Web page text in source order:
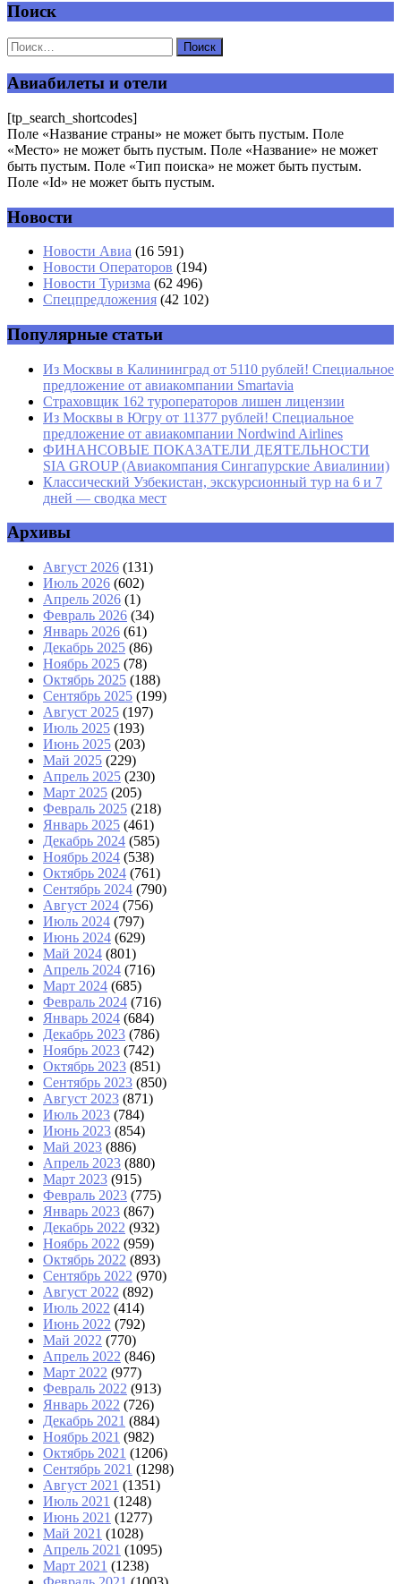
Добавить комментарий
Ваш адрес email не будет опубликован.
Имя *
Email*
Поиск
Авиабилеты и отели
[tp_search_shortcodes]
Поле «Название страны» не может быть пустым. Поле
«Место» не может быть пустым. Поле «Название» не может
быть пустым. Поле «Тип поиска» не может быть пустым.
Поле «Id» не может быть пустым.
Новости
Новости Авиа (16 591)
Новости Операторов (194)
Новости Туризма (62 496)
Спецпредложения (42 102)
Популярные статьи
Из Москвы в Калининград от 5110 рублей! Специальное
предложение от авиакомпании Smartavia
Страховщик 162 туроператоров лишен лицензии
Из Москвы в Югру от 11377 рублей! Специальное
предложение от авиакомпании Nordwind Airlines
ФИНАНСОВЫЕ ПОКАЗАТЕЛИ ДЕЯТЕЛЬНОСТИ
SIA GROUP (Авиакомпания Сингапурские Авиалинии)
Классический Узбекистан, экскурсионный тур на 6 и 7
дней — сводка мест
Архивы
Август 2026 (131)
Июль 2026 (602)
Апрель 2026 (1)
Февраль 2026 (34)
Январь 2026 (61)
Декабрь 2025 (86)
Ноябрь 2025 (78)
Октябрь 2025 (188)
Сентябрь 2025 (199)
Август 2025 (197)
Июль 2025 (193)
Июнь 2025 (203)
Май 2025 (229)
Апрель 2025 (230)
Март 2025 (205)
Февраль 2025 (218)
Январь 2025 (461)
Декабрь 2024 (585)
Ноябрь 2024 (538)
Октябрь 2024 (761)
Сентябрь 2024 (790)
Август 2024 (756)
Июль 2024 (797)
Июнь 2024 (629)
Май 2024 (801)
Апрель 2024 (716)
Март 2024 (685)
Февраль 2024 (716)
Январь 2024 (684)
Декабрь 2023 (786)
Ноябрь 2023 (742)
Октябрь 2023 (851)
Сентябрь 2023 (850)
Август 2023 (871)
Июль 2023 (784)
Июнь 2023 (854)
Май 2023 (886)
Апрель 2023 (880)
Март 2023 (915)
Февраль 2023 (775)
Январь 2023 (867)
Декабрь 2022 (932)
Ноябрь 2022 (959)
Октябрь 2022 (893)
Сентябрь 2022 (970)
Август 2022 (892)
Июль 2022 (414)
Июнь 2022 (792)
Май 2022 (770)
Апрель 2022 (846)
Март 2022 (977)
Февраль 2022 (913)
Январь 2022 (726)
Декабрь 2021 (884)
Ноябрь 2021 (982)
Октябрь 2021 (1206)
Сентябрь 2021 (1298)
Август 2021 (1351)
Июль 2021 (1248)
Июнь 2021 (1277)
Май 2021 (1028)
Апрель 2021 (1095)
Март 2021 (1238)